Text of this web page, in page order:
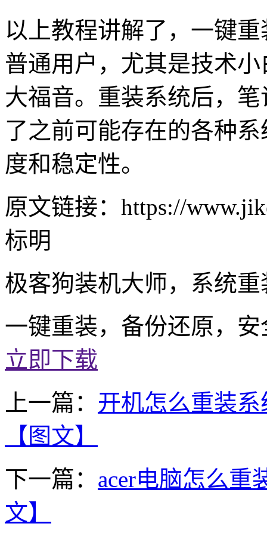
以上教程讲解了，一键
普通用户，尤其是技术
大福音。重装系统后，
了之前可能存在的各种
度和稳定性。
原文链接：https://
标明
极客狗装机大师，系统
一键重装，备份还原，
立即下载
上一篇： 开机怎么重装
【图文】
下一篇： acer电脑怎么重
文】